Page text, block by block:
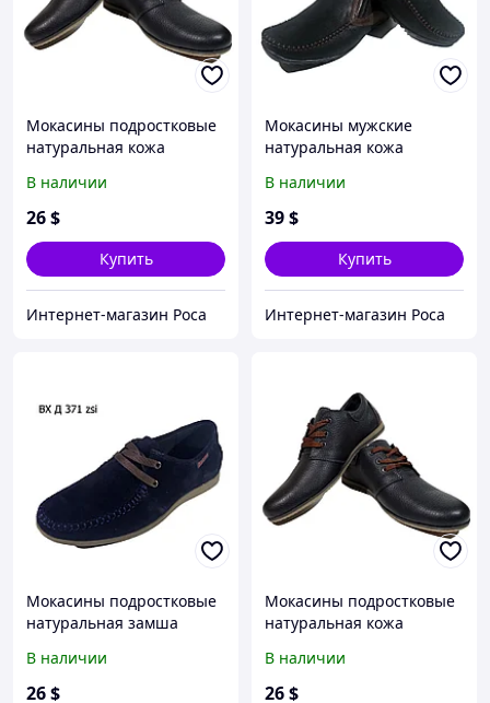
Мокасины подростковые
натуральная кожа
(Д377к) 36
В наличии
26$
Купить
Интернет-магазин Роса
Мокасины мужские
натуральная кожа
(331р) 41
В наличии
39$
Купить
Интернет-магазин Роса
Мокасины подростковые
натуральная замша
(Д371-1сз) 36
В наличии
26$
Мокасины подростковые
натуральная кожа
(Д377к) 38
В наличии
26$